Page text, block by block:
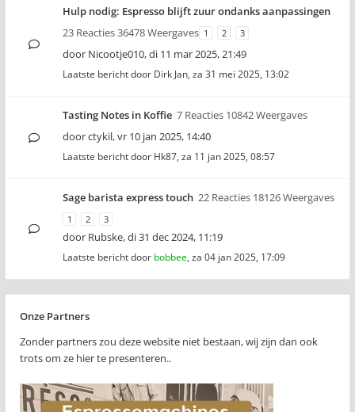
Hulp nodig: Espresso blijft zuur ondanks aanpassingen
23 Reacties 36478 Weergaves 1 2 3
door Nicootje010,di 11 mar 2025, 21:49
Laatste bericht door Dirk Jan, za 31 mei 2025, 13:02
Tasting Notes in Koffie 7 Reacties 10842 Weergaves
doorctykil,vr 10 jan 2025, 14:40
Laatste bericht door Hk87, za 11 jan 2025, 08:57
Sage barista express touch 22 Reacties 18126 Weergaves
1 2 3
door Rubske,di 31 dec 2024, 11:19
Laatste bericht door bobbee, za 04 jan 2025, 17:09
Onze Partners
Zonder partners zou deze website niet bestaan, wij zijn dan ook
trots om ze hier te presenteren..